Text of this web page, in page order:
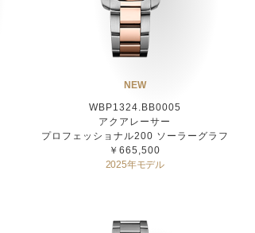
NEW
WBP1324.BB0005
アクアレーサー
プロフェッショナル200 ソーラーグラフ
￥665,500
2025年モデル